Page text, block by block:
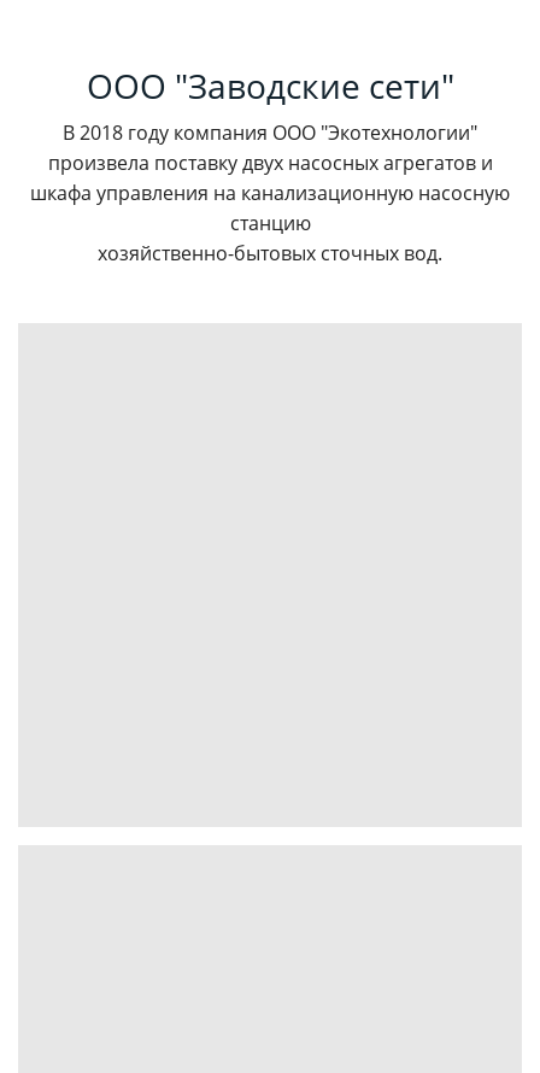
ООО "Заводские сети"
В 2018 году компания ООО "Экотехнологии"
произвела поставку двух насосных агрегатов и
шкафа управления на канализационную насосную
станцию
хозяйственно-бытовых сточных вод.